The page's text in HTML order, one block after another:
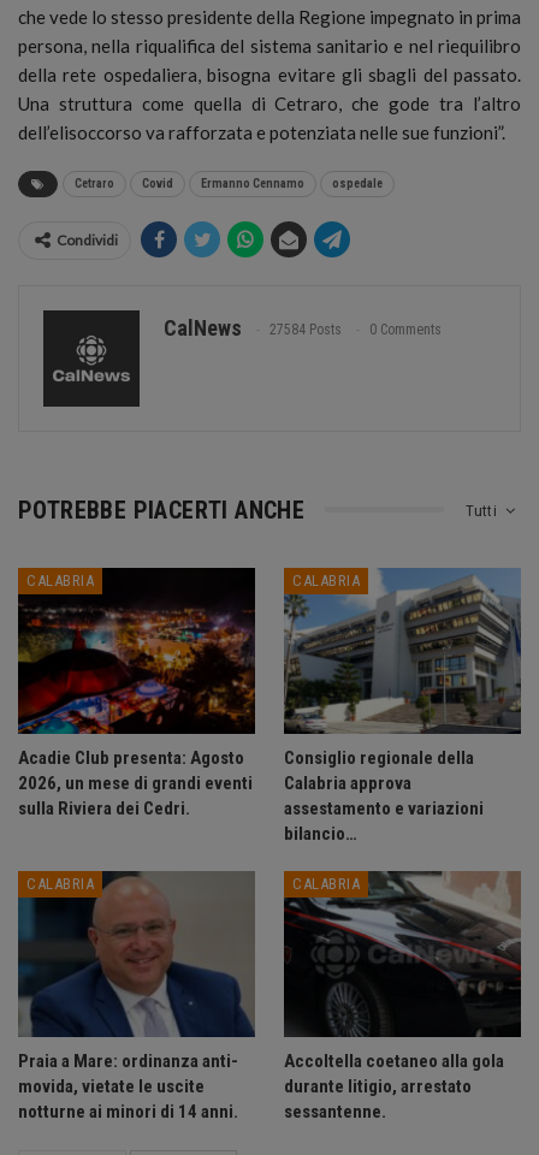
che vede lo stesso presidente della Regione impegnato in prima
persona, nella riqualifica del sistema sanitario e nel riequilibro
della rete ospedaliera, bisogna evitare gli sbagli del passato.
Una struttura come quella di Cetraro, che gode tra l’altro
dell’elisoccorso va rafforzata e potenziata nelle sue funzioni”.
Cetraro Covid Ermanno Cennamo ospedale
Condividi
CalNews 27584 Posts 0 Comments
Tutti
POTREBBE PIACERTI ANCHE
CALABRIA
Acadie Club presenta: Agosto
2026, un mese di grandi eventi
sulla Riviera dei Cedri.
CALABRIA
Consiglio regionale della
Calabria approva
assestamento e variazioni
bilancio…
CALABRIA
Praia a Mare: ordinanza anti-
movida, vietate le uscite
notturne ai minori di 14 anni.
CALABRIA
Accoltella coetaneo alla gola
durante litigio, arrestato
sessantenne.